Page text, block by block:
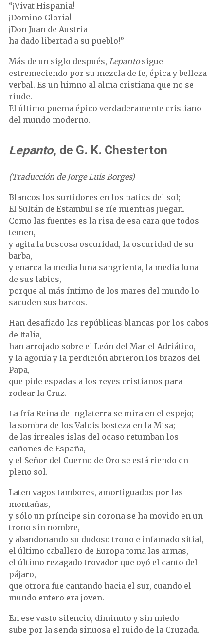
“¡Vivat Hispania!
¡Domino Gloria!
¡Don Juan de Austria
ha dado libertad a su pueblo!”
Más de un siglo después, Lepantosigue
estremeciendo por su mezcla de fe, épica y belleza
verbal. Es un himno al alma cristiana que no se
rinde.
El último poema épico verdaderamente cristiano
del mundo moderno.
Lepanto, de G. K. Chesterton
(Traducción de Jorge Luis Borges)
Blancos los surtidores en los patios del sol;
El Sultán de Estambul se ríe mientras juegan.
Como las fuentes es la risa de esa cara que todos
temen,
y agita la boscosa oscuridad, la oscuridad de su
barba,
y enarca la media luna sangrienta, la media luna
de sus labios,
porque al más íntimo de los mares del mundo lo
sacuden sus barcos.
Han desafiado las repúblicas blancas por los cabos
de Italia,
han arrojado sobre el León del Mar el Adriático,
y la agonía y la perdición abrieron los brazos del
Papa,
que pide espadas a los reyes cristianos para
rodear la Cruz.
La fría Reina de Inglaterra se mira en el espejo;
la sombra de los Valois bosteza en la Misa;
de las irreales islas del ocaso retumban los
cañones de España,
y el Señor del Cuerno de Oro se está riendo en
pleno sol.
Laten vagos tambores, amortiguados por las
montañas,
y sólo un príncipe sin corona se ha movido en un
trono sin nombre,
y abandonando su dudoso trono e infamado sitial,
el último caballero de Europa toma las armas,
el último rezagado trovador que oyó el canto del
pájaro,
que otrora fue cantando hacia el sur, cuando el
mundo entero era joven.
En ese vasto silencio, diminuto y sin miedo
sube por la senda sinuosa el ruido de la Cruzada.